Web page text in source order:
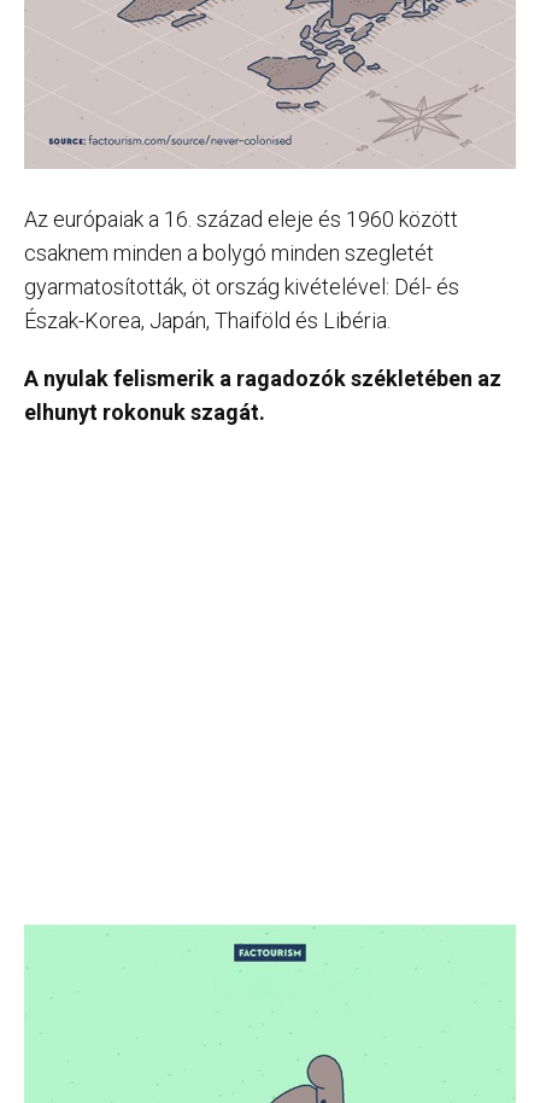
Az európaiak a 16. század eleje és 1960 között
csaknem minden a bolygó minden szegletét
gyarmatosították, öt ország kivételével: Dél- és
Észak-Korea, Japán, Thaiföld és Libéria.
A nyulak felismerik a ragadozók székletében az
elhunyt rokonuk szagát.